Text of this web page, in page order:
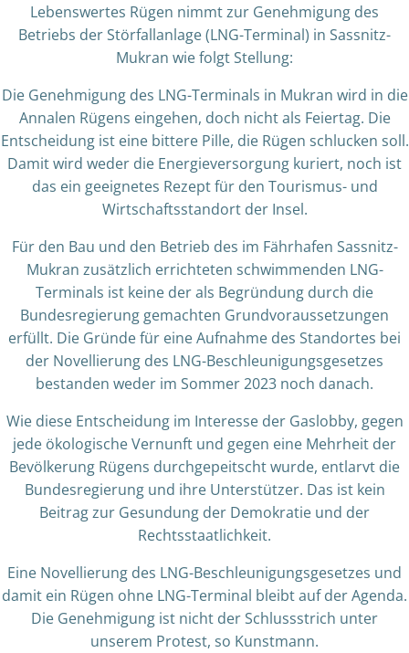
Lebenswertes Rügen nimmt zur Genehmigung des
Betriebs der Störfallanlage (LNG-Terminal) in Sassnitz-
Mukran wie folgt Stellung:
Die Genehmigung des LNG-Terminals in Mukran wird in die
Annalen Rügens eingehen, doch nicht als Feiertag. Die
Entscheidung ist eine bittere Pille, die Rügen schlucken soll.
Damit wird weder die Energieversorgung kuriert, noch ist
das ein geeignetes Rezept für den Tourismus- und
Wirtschaftsstandort der Insel.
Für den Bau und den Betrieb des im Fährhafen Sassnitz-
Mukran zusätzlich errichteten schwimmenden LNG-
Terminals ist keine der als Begründung durch die
Bundesregierung gemachten Grundvoraussetzungen
erfüllt. Die Gründe für eine Aufnahme des Standortes bei
der Novellierung des LNG-Beschleunigungsgesetzes
bestanden weder im Sommer 2023 noch danach.
Wie diese Entscheidung im Interesse der Gaslobby, gegen
jede ökologische Vernunft und gegen eine Mehrheit der
Bevölkerung Rügens durchgepeitscht wurde, entlarvt die
Bundesregierung und ihre Unterstützer. Das ist kein
Beitrag zur Gesundung der Demokratie und der
Rechtsstaatlichkeit.
Eine Novellierung des LNG-Beschleunigungsgesetzes und
damit ein Rügen ohne LNG-Terminal bleibt auf der Agenda.
Die Genehmigung ist nicht der Schlussstrich unter
unserem Protest, so Kunstmann.